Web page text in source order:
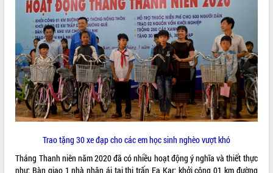
VĂN BẢN HĐND TỈNH
ĐIỂM TIN VĂN BẢN
QUY HOẠCH - KẾ HOẠCH
Trao tặng 30 xe đạp cho các em học sinh nghèo vượt khó
Tháng Thanh niên năm 2020 đã có nhiều hoạt động ý nghĩa và thiết thực
như: Bàn giao 1 nhà nhân ái tại thị trấn Ea Kar; khởi công 01 km đường